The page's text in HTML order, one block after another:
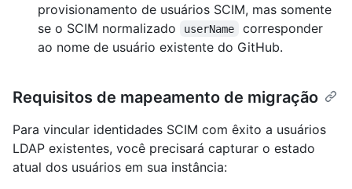
provisionamento de usuários SCIM, mas somente
se o SCIM normalizado
userName
corresponder
ao nome de usuário existente do GitHub.
Requisitos de mapeamento de migração
Para vincular identidades SCIM com êxito a usuários
LDAP existentes, você precisará capturar o estado
atual dos usuários em sua instância: